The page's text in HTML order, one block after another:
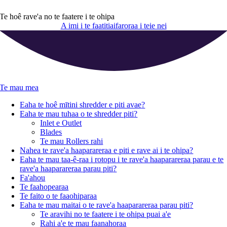
Te hoê rave'a no te faatere i te ohipa
A imi i te faatitiaifaroraa i teie nei
Te mau mea
Eaha te hoê mītini shredder e piti avae?
Eaha te mau tuhaa o te shredder piti?
Inlet e Outlet
Blades
Te mau Rollers rahi
Nahea te rave'a haaparareraa e piti e rave ai i te ohipa?
Eaha te mau taa-ê-raa i rotopu i te rave'a haaparareraa parau e te
rave'a haaparareraa parau piti?
Fa'ahou
Te faahopearaa
Te faito o te faaohiparaa
Eaha te mau maitai o te rave'a haaparareraa parau piti?
Te aravihi no te faatere i te ohipa puai a'e
Rahi a'e te mau faanahoraa